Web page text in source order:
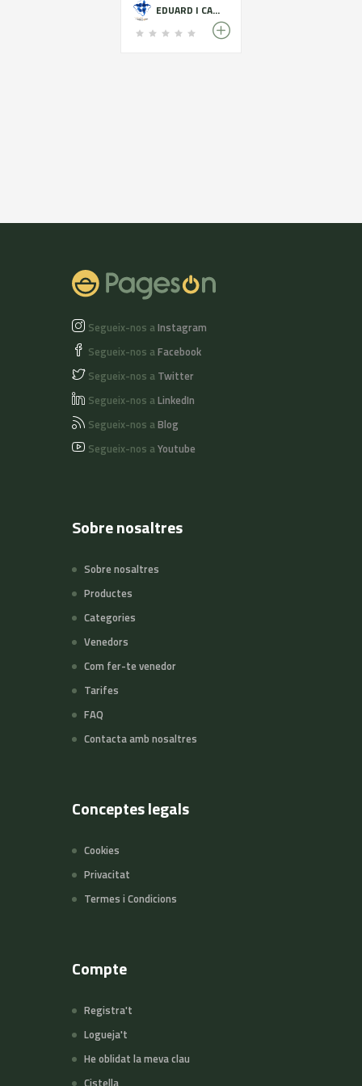
nous verdes en
garrafa de vidre
durant 40 dies a sol i
EDUARD I CARLOS GABARRÓ
Segueix-nos aInstagram
Segueix-nos aFacebook
Segueix-nos a Twitter
Segueix-nos aLinkedIn
Segueix-nos aBlog
Segueix-nos aYoutube
Sobre nosaltres
Sobre nosaltres
Productes
Categories
Venedors
Com fer-te venedor
Tarifes
FAQ
Contacta amb nosaltres
Conceptes legals
Cookies
Privacitat
Termes i Condicions
Compte
Registra't
Logueja't
He oblidat la meva clau
Cistella